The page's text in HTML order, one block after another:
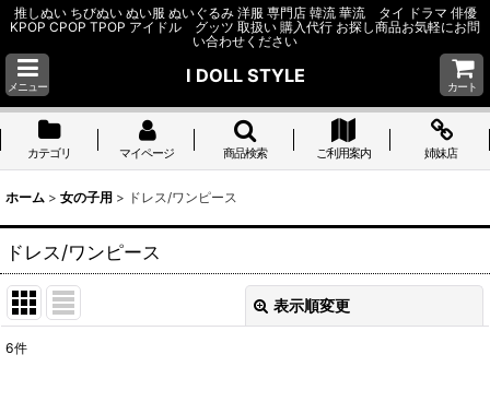
推しぬい ちびぬい ぬい服 ぬいぐるみ 洋服 専門店 韓流 華流 タイ ドラマ 俳優
KPOP CPOP TPOP アイドル グッツ 取扱い 購入代行 お探し商品お気軽にお問
い合わせください
メニュー
I DOLL STYLE
カート
カテゴリ マイページ 商品検索 ご利用案内 姉妹店
ホーム > 女の子用 > ドレス/ワンピース
ドレス/ワンピース
表示順変更
6件